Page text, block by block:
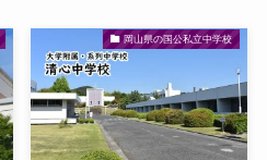
岡山県の国公私立中学校